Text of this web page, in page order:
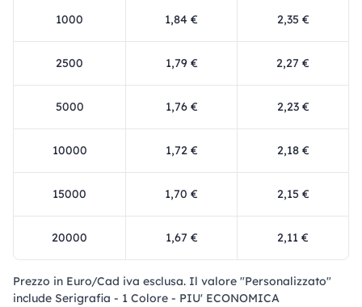
1000 1,84 € 2,35 €
2500 1,79 € 2,27 €
5000 1,76 € 2,23 €
10000 1,72 € 2,18 €
15000 1,70 € 2,15 €
20000 1,67 € 2,11 €
Prezzo in Euro/Cad iva esclusa. Il valore "Personalizzato"
include Serigrafia - 1 Colore - PIU' ECONOMICA